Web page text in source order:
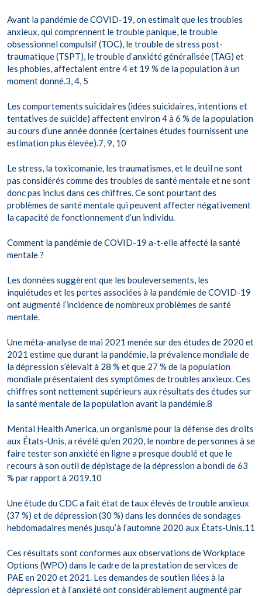
Avant la pandémie de COVID-19, on estimait que les troubles
anxieux, qui comprennent le trouble panique, le trouble
obsessionnel compulsif (TOC), le trouble de stress post-
traumatique (TSPT), le trouble d’anxiété généralisée (TAG) et
les phobies, affectaient entre 4 et 19 % de la population à un
moment donné.3, 4, 5
Les comportements suicidaires (idées suicidaires, intentions et
tentatives de suicide) affectent environ 4 à 6 % de la population
au cours d’une année donnée (certaines études fournissent une
estimation plus élevée).7, 9, 10
Le stress, la toxicomanie, les traumatismes, et le deuil ne sont
pas considérés comme des troubles de santé mentale et ne sont
donc pas inclus dans ces chiffres. Ce sont pourtant des
problèmes de santé mentale qui peuvent affecter négativement
la capacité de fonctionnement d’un individu.
Comment la pandémie de COVID-19 a-t-elle affecté la santé
mentale ?
Les données suggèrent que les bouleversements, les
inquiétudes et les pertes associées à la pandémie de COVID-19
ont augmenté l’incidence de nombreux problèmes de santé
mentale.
Une méta-analyse de mai 2021 menée sur des études de 2020 et
2021 estime que durant la pandémie, la prévalence mondiale de
la dépression s’élevait à 28 % et que 27 % de la population
mondiale présentaient des symptômes de troubles anxieux. Ces
chiffres sont nettement supérieurs aux résultats des études sur
la santé mentale de la population avant la pandémie.8
Mental Health America, un organisme pour la défense des droits
aux États-Unis, a révélé qu’en 2020, le nombre de personnes à se
faire tester son anxiété en ligne a presque doublé et que le
recours à son outil de dépistage de la dépression a bondi de 63
% par rapport à 2019.10
Une étude du CDC a fait état de taux élevés de trouble anxieux
(37 %) et de dépression (30 %) dans les données de sondages
hebdomadaires menés jusqu’à l’automne 2020 aux États-Unis.11
Ces résultats sont conformes aux observations de Workplace
Options (WPO) dans le cadre de la prestation de services de
PAE en 2020 et 2021. Les demandes de soutien liées à la
dépression et à l’anxiété ont considérablement augmenté par